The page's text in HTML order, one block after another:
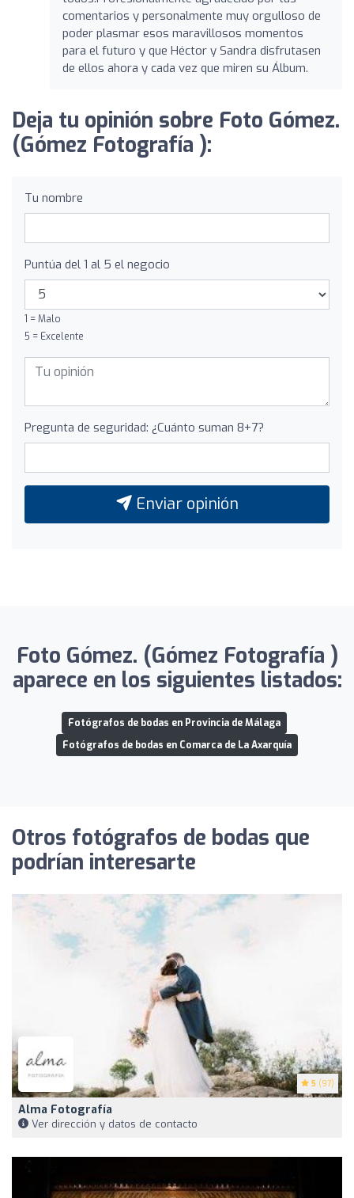
comentarios y personalmente muy orgulloso de
poder plasmar esos maravillosos momentos
para el futuro y que Héctor y Sandra disfrutasen
de ellos ahora y cada vez que miren su Álbum.
Deja tu opinión sobre Foto Gómez.
(Gómez Fotografía ):
Tu nombre
Puntúa del 1 al 5 el negocio
1 = Malo
5 = Excelente
Pregunta de seguridad: ¿Cuánto suman 8+7?
Enviar opinión
Foto Gómez. (Gómez Fotografía )
aparece en los siguientes listados:
Fotógrafos de bodas en Provincia de Málaga
Fotógrafos de bodas en Comarca de La Axarquía
Otros fotógrafos de bodas que
podrían interesarte
5 (97)
Alma Fotografía
Ver dirección y datos de contacto